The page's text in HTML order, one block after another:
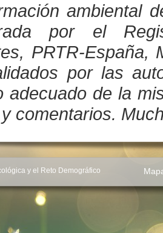
ambiental
por el
PRTR-España,
por las
adecuado de la
comentarios.
y el Reto Demográfico